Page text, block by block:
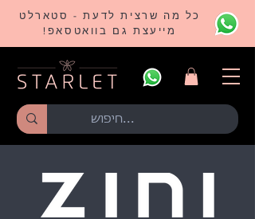
כל מה שרצית לדעת - סטארלט
מייעצת גם בוואטסאפ!